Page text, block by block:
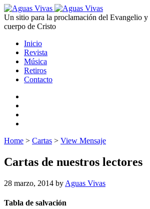
Un sitio para la proclamación del Evangelio
cuerpo de Cristo
Inicio
Revista
Música
Retiros
Contacto
Home > Cartas > View Mensaje
Cartas de nuestros lectores
28 marzo, 2014 by Aguas Vivas
Tabla de salvación